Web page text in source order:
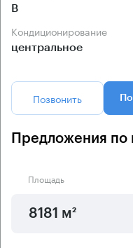
B
Кондиционирование
центральное
Позвонить
Предложения по
Площадь
8181 м²